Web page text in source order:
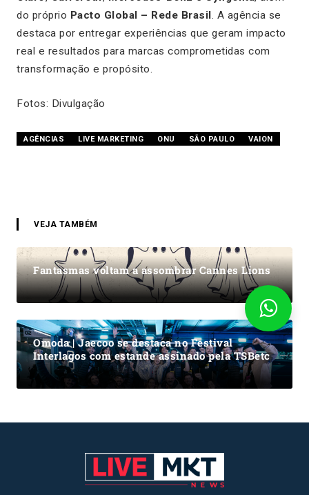
do próprio Pacto Global – Rede Brasil. A agência se
destaca por entregar experiências que geram impacto
real e resultados para marcas comprometidas com
transformação e propósito.
Fotos: Divulgação
AGÊNCIAS LIVE MARKETING ONU SÃO PAULO VAION
VEJA TAMBÉM
Fantasmas voltam a assombrar Cannes Lions
Omoda | Jaecoo se destaca no Festival
Interlagos com estande assinado pela TSBetc